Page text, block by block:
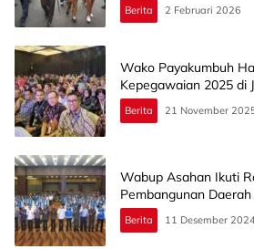
Berita 2 Februari 2026
Wako Payakumbuh
Kepegawaian 2025 di
Berita 21 November
Wabup Asahan Ikuti
Pembangunan
Berita 11 Desember